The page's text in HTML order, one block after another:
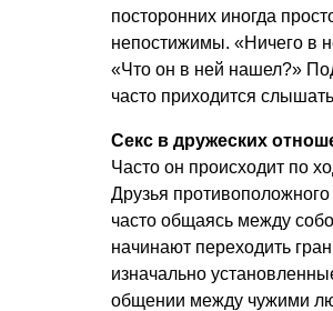
посторонних иногда
непостижимы. «Ничего в
«Что он в ней нашел?»
часто приходится
Секс в дружеских
Часто он происходит по
Друзья противоположного
часто общаясь между
начинают переходить
изначально
общении между чужими